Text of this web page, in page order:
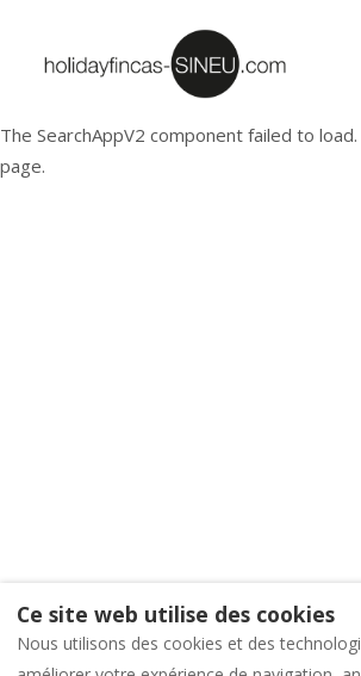
The SearchAppV2 component failed to
page.
Ce site web utilise des cookies
Nous utilisons des cookies et des